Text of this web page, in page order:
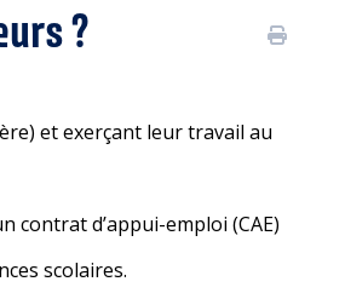
?
et exerçant leur travail au
contrat d’appui-emploi (CAE)
scolaires.